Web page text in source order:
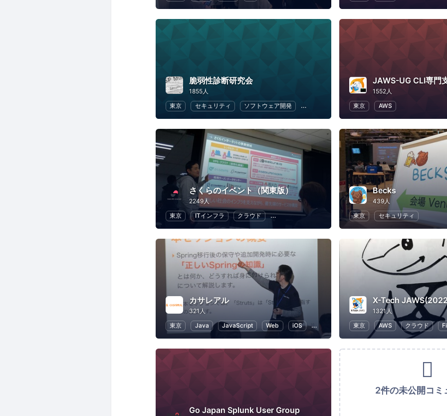
脆弱性診断研究会
1855人
東京
セキュリティ ソフトウェア開発 オープンソース Web アプリ開発
JAWS-UG CLI専門
1552人
東京
AWS
さくらのイベント（関東版）
2249人
東京
ITインフラ クラウド 地域経済と地域社会 DX
Becks
439人
東京
セキュリティ
カサレアル
321人
東京
Java JavaScript Web iOS Objective-c
1321人
東京
AWS クラウド
Go Japan Splunk User Group
2件の未公開コミ